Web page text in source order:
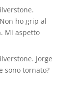
ho grip al
Mi aspetto
Jorge
sono tornato?